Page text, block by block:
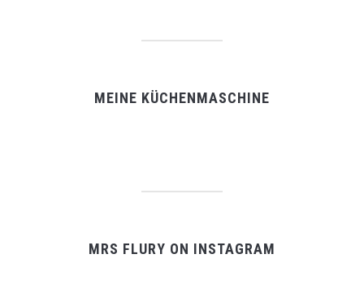
MEINE KÜCHENMASCHINE
MRS FLURY ON INSTAGRAM